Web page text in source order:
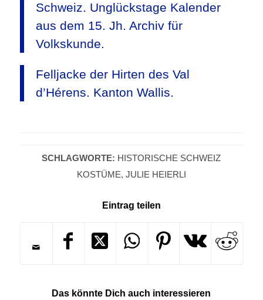
Schweiz. Unglückstage Kalender
aus dem 15. Jh. Archiv für
Volkskunde.
Felljacke der Hirten des Val
d’Hérens. Kanton Wallis.
SCHLAGWORTE: HISTORISCHE SCHWEIZ
KOSTÜME, JULIE HEIERLI
Eintrag teilen
Das könnte Dich auch interessieren